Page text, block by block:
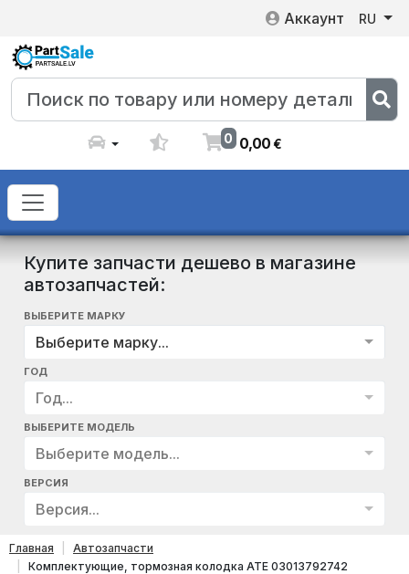
Аккаунт RU
0 0,00€
Купите запчасти дешево в магазине
автозапчастей:
ВЫБЕРИТЕ МАРКУ
Выберите марку...
ГОД
Год...
ВЫБЕРИТЕ МОДЕЛЬ
Выберите модель...
ВЕРСИЯ
Версия...
Главная
Автозапчасти
Комплектующие, тормозная колодка ATE 03013792742